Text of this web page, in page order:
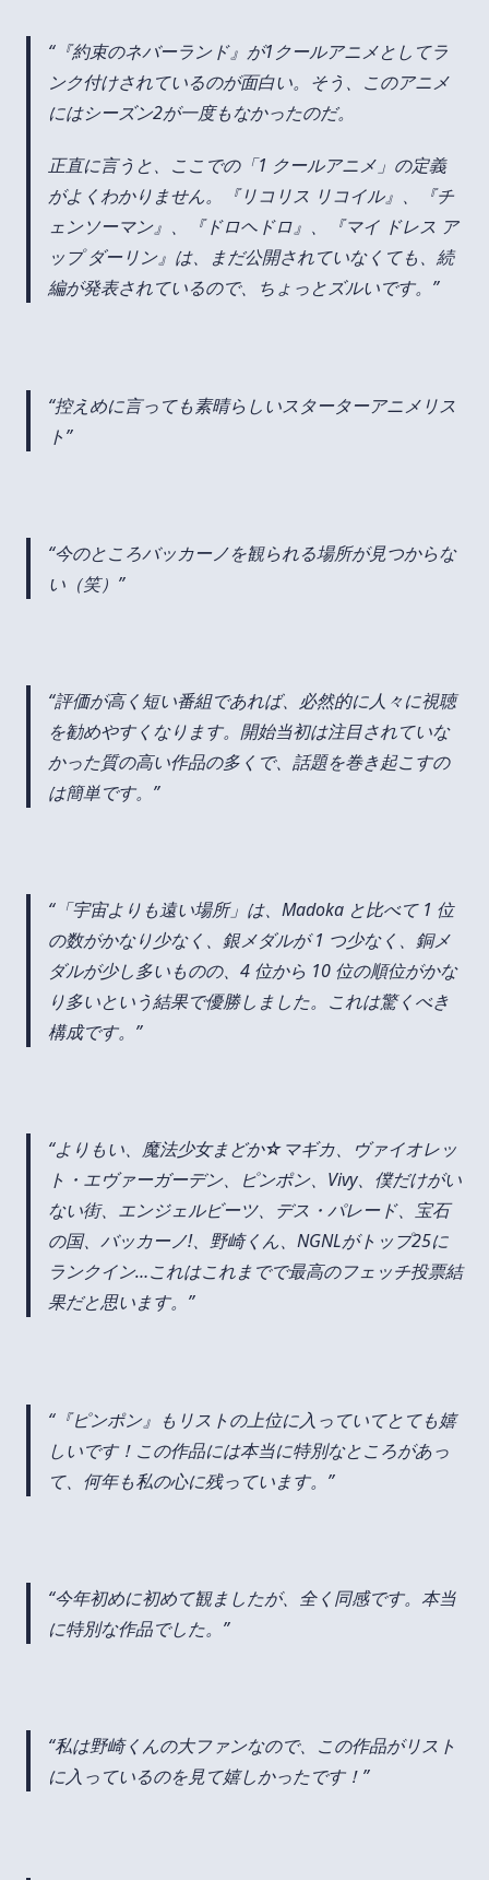
『約束のネバーランド』が1クールアニメとしてラ
ンク付けされているのが面白い。そう、このアニメ
にはシーズン2が一度もなかったのだ。
正直に言うと、ここでの「1 クールアニメ」の定義
がよくわかりません。『リコリス リコイル』、『チ
ェンソーマン』、『ドロヘドロ』、『マイ ドレス ア
ップ ダーリン』は、まだ公開されていなくても、続
編が発表されているので、ちょっとズルいです。
控えめに言っても素晴らしいスターターアニメリス
ト
今のところバッカーノを観られる場所が見つからな
い（笑）
評価が高く短い番組であれば、必然的に人々に視聴
を勧めやすくなります。開始当初は注目されていな
かった質の高い作品の多くで、話題を巻き起こすの
は簡単です。
「宇宙よりも遠い場所」は、Madoka と比べて 1 位
の数がかなり少なく、銀メダルが 1 つ少なく、銅メ
ダルが少し多いものの、4 位から 10 位の順位がかな
り多いという結果で優勝しました。これは驚くべき
構成です。
よりもい、魔法少女まどか☆マギカ、ヴァイオレッ
ト・エヴァーガーデン、ピンポン、Vivy、僕だけがい
ない街、エンジェルビーツ、デス・パレード、宝石
の国、バッカーノ!、野崎くん、NGNLがトップ25に
ランクイン…これはこれまでで最高のフェッチ投票結
果だと思います。
『ピンポン』もリストの上位に入っていてとても嬉
しいです！この作品には本当に特別なところがあっ
て、何年も私の心に残っています。
今年初めに初めて観ましたが、全く同感です。本当
に特別な作品でした。
私は野崎くんの大ファンなので、この作品がリスト
に入っているのを見て嬉しかったです！